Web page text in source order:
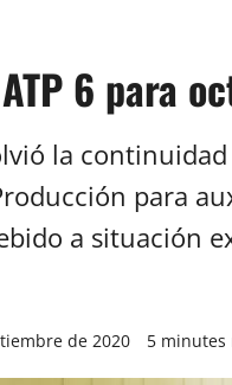
6 para
la
para
a situación
de 2020 5 minutes